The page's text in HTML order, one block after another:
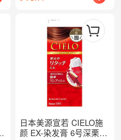
日本美源宣若 CIELO施
颜 EX-染发膏 6号深栗棕